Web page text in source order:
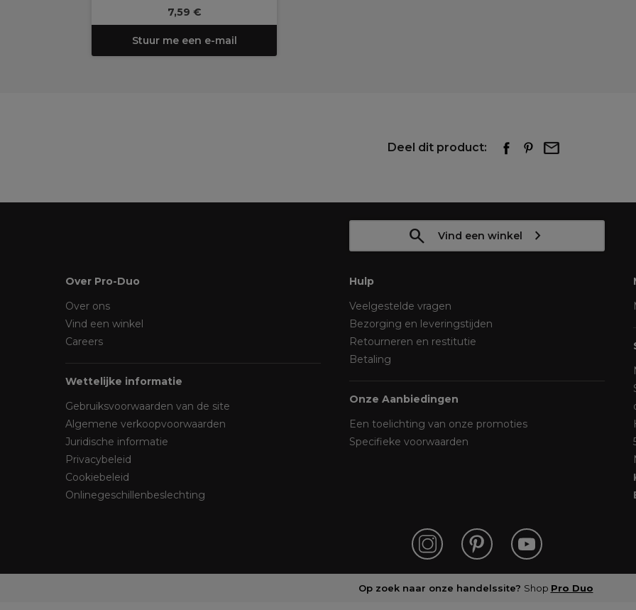
7,59 €
Stuur me een e-mail
Deel dit product:
Vind een winkel
Over Pro-Duo
Over ons
Vind een winkel
Careers
Wettelijke informatie
Gebruiksvoorwaarden van de site
Algemene verkoopvoorwaarden
Juridische informatie
Privacybeleid
Cookiebeleid
Onlinegeschillenbeslechting
Hulp
Veelgestelde vragen
Bezorging en leveringstijden
Retourneren en restitutie
Betaling
Onze Aanbiedingen
Een toelichting van onze promoties
Specifieke voorwaarden
Op zoek naar onze handelssite? Shop Pro Duo